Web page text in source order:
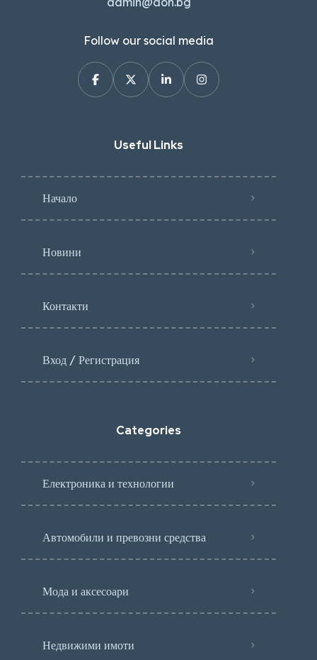
Follow our social media
Useful Links
Начало
Новини
Контакти
Вход / Регистрация
Categories
Електроника и технологии
Автомобили и превозни средства
Мода и аксесоари
Недвижими имоти